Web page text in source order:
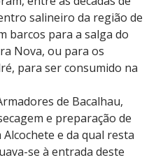
salineiro da região de
barcos para a salga do
Nova, ou para os
para ser consumido na
de Bacalhau,
e preparação de
e da qual resta
se à entrada deste